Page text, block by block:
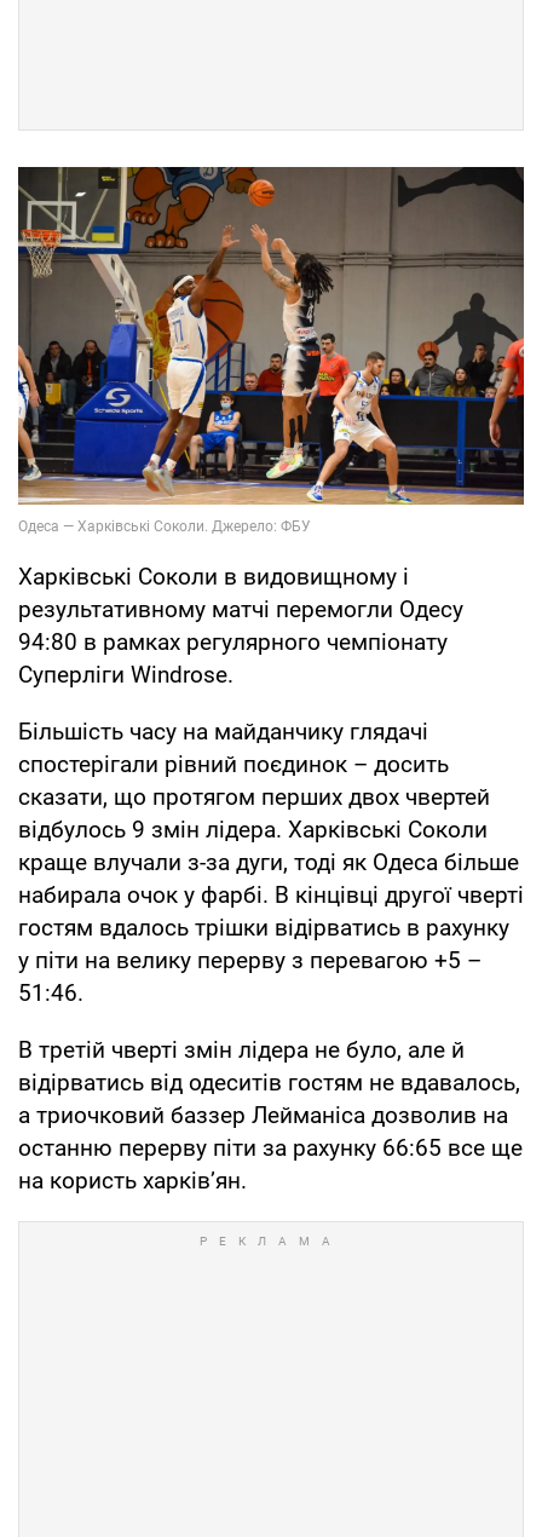
Харківські Соколи в видовищному і
результативному матчі перемогли Одесу
94:80 в рамках регулярного чемпіонату
Суперліги Windrose.
Більшість часу на майданчику глядачі
спостерігали рівний поєдинок – досить
сказати, що протягом перших двох чвертей
відбулось 9 змін лідера. Харківські Соколи
краще влучали з-за дуги, тоді як Одеса більше
набирала очок у фарбі. В кінцівці другої чверті
гостям вдалось трішки відірватись в рахунку
у піти на велику перерву з перевагою +5 –
51:46.
В третій чверті змін лідера не було, але й
відірватись від одеситів гостям не вдавалось,
а триочковий баззер Лейманіса дозволив на
останню перерву піти за рахунку 66:65 все ще
на користь харків’ян.